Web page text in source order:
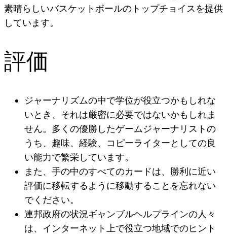
素晴らしいバスケットボールのトップチョイスを提供
しています。
評価
ジャーナリズムの中で学位が役立つかもしれな
いとき、それは厳密に必要ではないかもしれま
せん。多くの優勝したゲームジャーナリストの
うち、趣味、経験、コピーライターとしての良
い能力で繁栄しています。
また、手の中のすべてのカードは、勝利に近い
評価に移転するように移動することを忘れない
でください。
連邦政府の状況ギャンブルヘルプラインの人々
は、インターネット上で役立つ地域でのヒント